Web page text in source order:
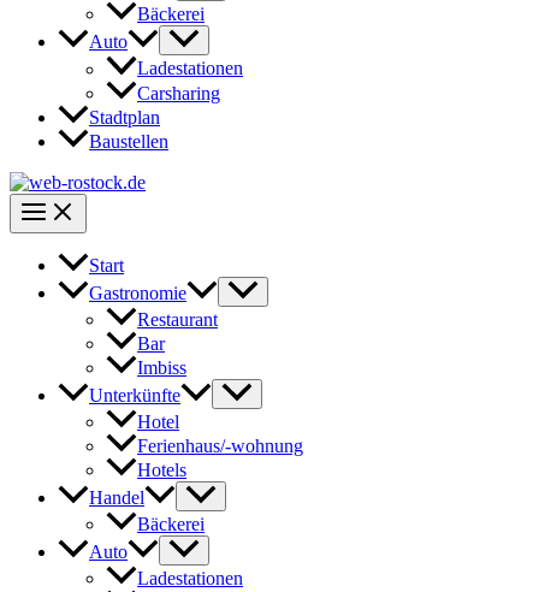
Bäckerei
Auto
Ladestationen
Carsharing
Stadtplan
Baustellen
Start
Gastronomie
Restaurant
Bar
Imbiss
Unterkünfte
Hotel
Ferienhaus/-wohnung
Hotels
Handel
Bäckerei
Auto
Ladestationen